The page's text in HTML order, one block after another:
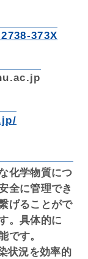
373X
化学物質につ
全に管理でき
げることがで
。具体的に
です。
状況を効率的